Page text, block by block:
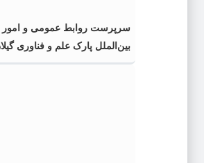
سرپرست روابط عمومی و امور
بین‌الملل پارک علم و فناوری
منصوب شد